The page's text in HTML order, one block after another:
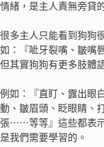
情緒，是主人責無旁貸
很多主人只能看到狗狗
如：『呲牙裂嘴、皺嘴
但其實狗狗有更多肢體
例如：『直盯、露出眼
動、皺眉頭、眨眼睛、
張⋯⋯等等』這些都表
是我們需要學習的。